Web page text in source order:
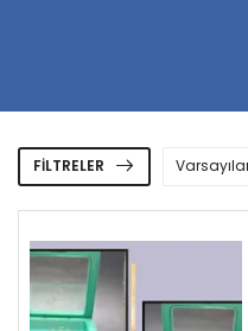
FILTRELER